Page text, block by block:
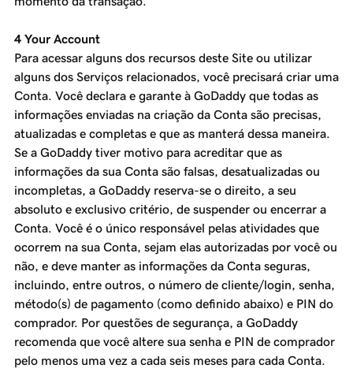
4 Your Account
Para acessar alguns dos recursos deste Site ou utilizar
alguns dos Serviços relacionados, você precisará criar uma
Conta. Você declara e garante à GoDaddy que todas as
informações enviadas na criação da Conta são precisas,
atualizadas e completas e que as manterá dessa maneira.
Se a GoDaddy tiver motivo para acreditar que as
informações da sua Conta são falsas, desatualizadas ou
incompletas, a GoDaddy reserva-se o direito, a seu
absoluto e exclusivo critério, de suspender ou encerrar a
Conta. Você é o único responsável pelas atividades que
ocorrem na sua Conta, sejam elas autorizadas por você ou
não, e deve manter as informações da Conta seguras,
incluindo, entre outros, o número de cliente/login, senha,
método(s) de pagamento (como definido abaixo) e PIN do
comprador. Por questões de segurança, a GoDaddy
recomenda que você altere sua senha e PIN de comprador
pelo menos uma vez a cada seis meses para cada Conta.